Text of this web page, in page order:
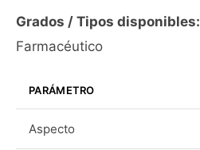
Grados / Tipos disponibles:
Farmacéutico
PARÁMETRO
Aspecto